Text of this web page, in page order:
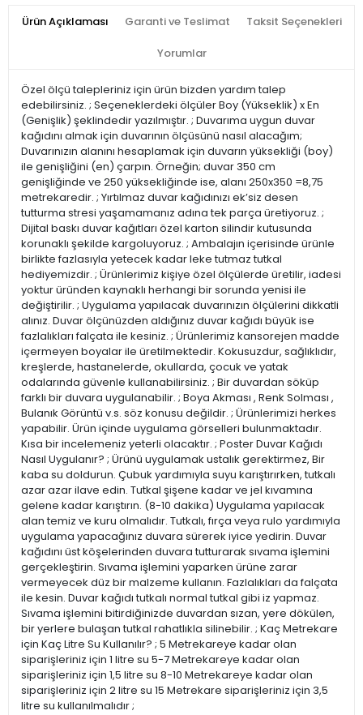
Ürün Açıklaması Garanti ve Teslimat Taksit Seçenekleri
Yorumlar
Özel ölçü talepleriniz için ürün bizden yardım talep
edebilirsiniz. ; Seçeneklerdeki ölçüler Boy (Yükseklik) x En
(Genişlik) şeklindedir yazılmıştır. ; Duvarıma uygun duvar
kağıdını almak için duvarının ölçüsünü nasıl alacağım;
Duvarınızın alanını hesaplamak için duvarın yüksekliği (boy)
ile genişliğini (en) çarpın. Örneğin; duvar 350 cm
genişliğinde ve 250 yüksekliğinde ise, alanı 250x350 =8,75
metrekaredir. ; Yırtılmaz duvar kağıdınızı ek’siz desen
tutturma stresi yaşamamanız adına tek parça üretiyoruz. ;
Dijital baskı duvar kağıtları özel karton silindir kutusunda
korunaklı şekilde kargoluyoruz. ; Ambalajın içerisinde ürünle
birlikte fazlasıyla yetecek kadar leke tutmaz tutkal
hediyemizdir. ; Ürünlerimiz kişiye özel ölçülerde üretilir, iadesi
yoktur üründen kaynaklı herhangi bir sorunda yenisi ile
değiştirilir. ; Uygulama yapılacak duvarınızın ölçülerini dikkatli
alınız. Duvar ölçünüzden aldığınız duvar kağıdı büyük ise
fazlalıkları falçata ile kesiniz. ; Ürünlerimiz kansorejen madde
içermeyen boyalar ile üretilmektedir. Kokusuzdur, sağlıklıdır,
kreşlerde, hastanelerde, okullarda, çocuk ve yatak
odalarında güvenle kullanabilirsiniz. ; Bir duvardan söküp
farklı bir duvara uygulanabilir. ; Boya Akması , Renk Solması ,
Bulanık Görüntü v.s. söz konusu değildir. ; Ürünlerimizi herkes
yapabilir. Ürün içinde uygulama görselleri bulunmaktadır.
Kısa bir incelemeniz yeterli olacaktır. ; Poster Duvar Kağıdı
Nasıl Uygulanır? ; Ürünü uygulamak ustalık gerektirmez, Bir
kaba su doldurun. Çubuk yardımıyla suyu karıştırırken, tutkalı
azar azar ilave edin. Tutkal şişene kadar ve jel kıvamına
gelene kadar karıştırın. (8-10 dakika) Uygulama yapılacak
alan temiz ve kuru olmalıdır. Tutkalı, fırça veya rulo yardımıyla
uygulama yapacağınız duvara sürerek iyice yedirin. Duvar
kağıdını üst köşelerinden duvara tutturarak sıvama işlemini
gerçekleştirin. Sıvama işlemini yaparken ürüne zarar
vermeyecek düz bir malzeme kullanın. Fazlalıkları da falçata
ile kesin. Duvar kağıdı tutkalı normal tutkal gibi iz yapmaz.
Sıvama işlemini bitirdiğinizde duvardan sızan, yere dökülen,
bir yerlere bulaşan tutkal rahatlıkla silinebilir. ; Kaç Metrekare
için Kaç Litre Su Kullanılır? ; 5 Metrekareye kadar olan
siparişleriniz için 1 litre su 5-7 Metrekareye kadar olan
siparişleriniz için 1,5 litre su 8-10 Metrekareye kadar olan
siparişleriniz için 2 litre su 15 Metrekare siparişleriniz için 3,5
litre su kullanılmalıdır ;